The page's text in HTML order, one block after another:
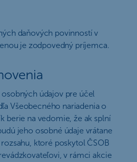
daňových povinností v
je zodpovedný príjemca.
údajov pre účel
Všeobecného nariadenia o
berie na vedomie, že ak splní
jeho osobné údaje vrátane
ktoré poskytol ČSOB
v rámci akcie